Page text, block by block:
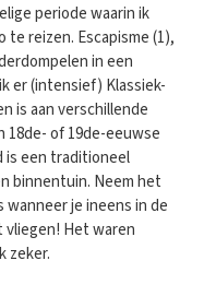
periode waarin ik
te reizen. Escapisme (1),
in een
er (intensief) Klassiek-
is aan verschillende
18de- of 19de-eeuwse
is een traditioneel
binnentuin. Neem het
wanneer je ineens in de
vliegen! Het waren
zeker.